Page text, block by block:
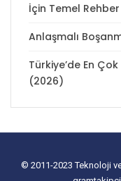
İçin Temel Rehber
Anlaşmalı
Türkiye’de En Çok
(2026)
© 2011-2023Teknoloji